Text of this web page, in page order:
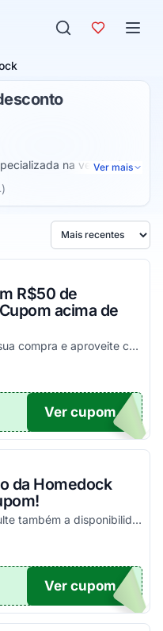
na venda de
Assim, você consegue
casa. Além disso, a
Ver mais
de 1 a 5 estrelas
Ordenar por
R$50 de
acima de
Aplique seus códigos dentro da sua compra e aproveite com os melhores descontos agora mesmo!
DO50
Ver cupom
da Homedock
Entrega para todo o Brasil. Consulte também a disponibilidade de montagem grátis. Sempre que houver um código promocional, ele estará aqui no Agora Cupom!
TICO
Ver cupom